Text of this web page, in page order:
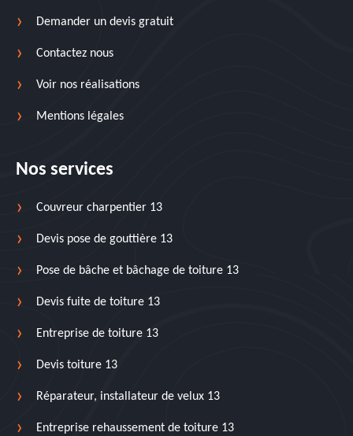
Demander un devis gratuit
Contactez nous
Voir nos réalisations
Mentions légales
Nos services
Couvreur charpentier 13
Devis pose de gouttière 13
Pose de bâche et bâchage de toiture 13
Devis fuite de toiture 13
Entreprise de toiture 13
Devis toiture 13
Réparateur, installateur de velux 13
Entreprise rehaussement de toiture 13